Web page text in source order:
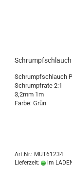
Schrumpfschlauch
Schrumpfrate 2:1
3,2mm 1m
Farbe: Grün
Art.Nr.: MUT61234
Lieferzeit:
im